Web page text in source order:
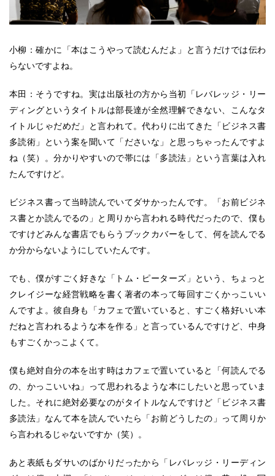
小柳：確かに「本はこうやって読むんだよ」と言うだけでは伝わ
らないですよね。
本田：そうですね。実は出版社の方から当初「レバレッジ・リー
ディングというタイトルは部長達が全然理解できない、こんなタ
イトルじゃだめだ」と言われて。代わりに出てきた「ビジネス書
多読術」という案を聞いて「ださいな」と思っちゃったんですよ
ね（笑）。分かりやすいので帯には「多読法」という言葉は入れ
たんですけど。
ビジネス書って当時読んでいてダサかったんです。「お前ビジネ
ス書とか読んでるの」と周りから言われる時代だったので、僕も
ですけどみんな書店でもらうブックカバーをして、何を読んでる
か分からないようにしていたんです。
でも、僕がすごく好きな「トム・ピーターズ」という、ちょっと
クレイジーな経営戦略を書く著者の本って毎回すごくかっこいい
んですよ。彼自身も「カフェで置いていると、すごく格好いい本
だねと言われるような本を作る」と言っているんですけど、中身
もすごくかっこよくて。
僕も絶対自分の本を出す時はカフェで置いていると「何読んでる
の、かっこいいね」って思われるような本にしたいと思っていま
した。それに絶対必要なのがタイトルなんですけど「ビジネス書
多読法」なんて本を読んでいたら「お前どうしたの」って周りか
ら言われるじゃないですか（笑）。
あと表紙もダサいのばかりだったから「レバレッジ・リーディン